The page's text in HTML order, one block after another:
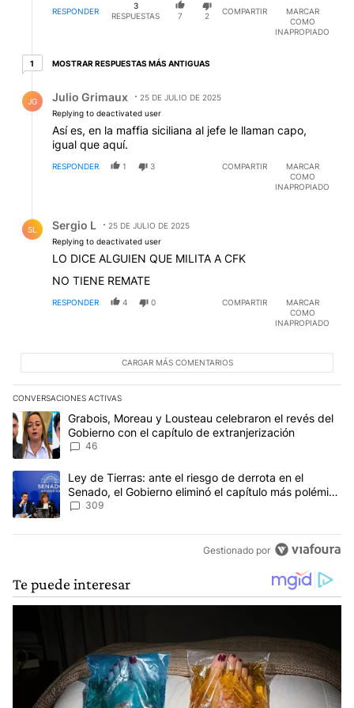
RESPONDER
3
RESPUESTAS
7 2
COMPARTIR
MARCAR
COMO
INAPROPIADO
11 respuesta más antiguas
MOSTRAR RESPUESTAS MÁS ANTIGUAS
JG Julio Grimaux
25 DE JULIO DE 2025
Replying to deactivated user
Así es, en la maffia siciliana al jefe le llaman capo,
igual que aquí.
RESPONDER 1 3 COMPARTIR
MARCAR
COMO
INAPROPIADO
SL Sergio L
25 DE JULIO DE 2025
Replying to deactivated user
LO DICE ALGUIEN QUE MILITA A CFK
NO TIENE REMATE
RESPONDER 4 0 COMPARTIR
MARCAR
COMO
INAPROPIADO
CARGAR MÁS COMENTARIOS
CONVERSACIONES ACTIVAS
Este listado muestra los artículos con más comentarios en los
Un artículo de tendencia con el título "Grabois, Moreau y
Grabois, Moreau y Lousteau celebraron el revés del
Gobierno con el capítulo de extranjerización
46
Un artículo de tendencia con el título "Ley de Tierras: ante el
Ley de Tierras: ante el riesgo de derrota en el
Senado, el Gobierno eliminó el capítulo más polémico
del proyecto
309
Gestionado por